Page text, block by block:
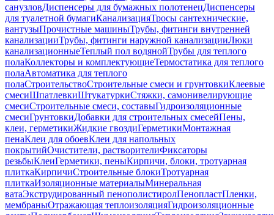
санузловДиспенсеры для бумажных полотенецДиспенсеры
для туалетной бумагиКанализацияТросы сантехнические,
вантузыПрочистные машиныТрубы, фитинги внутренней
канализацииТрубы, фитинги наружной канализацииЛюки
канализационныеТеплый пол водянойТрубы для теплого
полаКоллекторы и комплектующиеТермостатика для теплого
полаАвтоматика для теплого
полаСтроительствоСтроительные смеси и грунтовкиКлеевые
смесиШпатлевкиШтукатуркиСтяжки, самонивелирующие
смесиСтроительные смеси, составыГидроизоляционные
смесиГрунтовкиДобавки для строительных смесейПены,
клеи, герметикиЖидкие гвоздиГерметикиМонтажная
пенаКлеи для обоевКлеи для напольных
покрытийОчистители, растворителиФиксаторы
резьбыКлеиГерметики, пеныКирпичи, блоки, тротуарная
плиткаКирпичиСтроительные блокиТротуарная
плиткаИзоляционные материалыМинеральная
ватаЭкструдированный пенополистиролПенопластПленки,
мембраныОтражающая теплоизоляцияГидроизоляционные